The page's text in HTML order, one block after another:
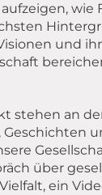
wie
und
stehen an
Geschichten
über
ein